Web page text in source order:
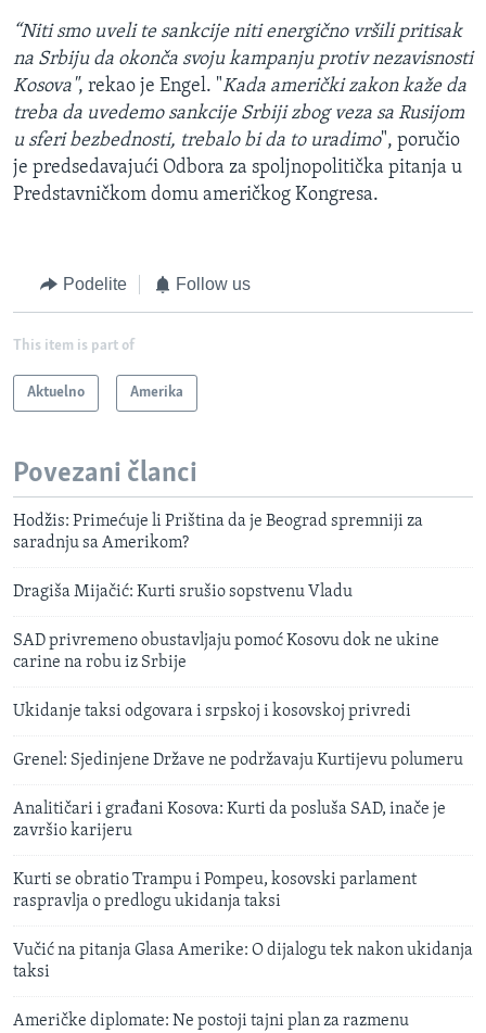
“Niti smo uveli te sankcije niti energično vršili pritisak
na Srbiju da okonča svoju kampanju protiv nezavisnosti
Kosova", rekao je Engel. "Kada američki zakon kaže da
treba da uvedemo sankcije Srbiji zbog veza sa Rusijom
u sferi bezbednosti, trebalo bi da to uradimo", poručio
je predsedavajući Odbora za spoljnopolitička pitanja u
Predstavničkom domu američkog Kongresa.
Podelite Follow us
This item is part of
Aktuelno Amerika
Povezani članci
Hodžis: Primećuje li Priština da je Beograd spremniji za
saradnju sa Amerikom?
Dragiša Mijačić: Kurti srušio sopstvenu Vladu
SAD privremeno obustavljaju pomoć Kosovu dok ne ukine
carine na robu iz Srbije
Ukidanje taksi odgovara i srpskoj i kosovskoj privredi
Grenel: Sjedinjene Države ne podržavaju Kurtijevu polumeru
Analitičari i građani Kosova: Kurti da posluša SAD, inače je
završio karijeru
Kurti se obratio Trampu i Pompeu, kosovski parlament
raspravlja o predlogu ukidanja taksi
Vučić na pitanja Glasa Amerike: O dijalogu tek nakon ukidanja
taksi
Američke diplomate: Ne postoji tajni plan za razmenu